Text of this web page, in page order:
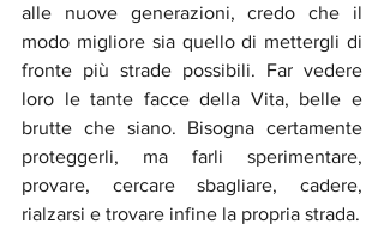
alle nuove generazioni, credo che il
modo migliore sia quello di mettergli di
fronte più strade possibili. Far vedere
loro le tante facce della Vita, belle e
brutte che siano. Bisogna certamente
proteggerli, ma farli sperimentare,
provare, cercare sbagliare, cadere,
rialzarsi e trovare infine la propria strada.